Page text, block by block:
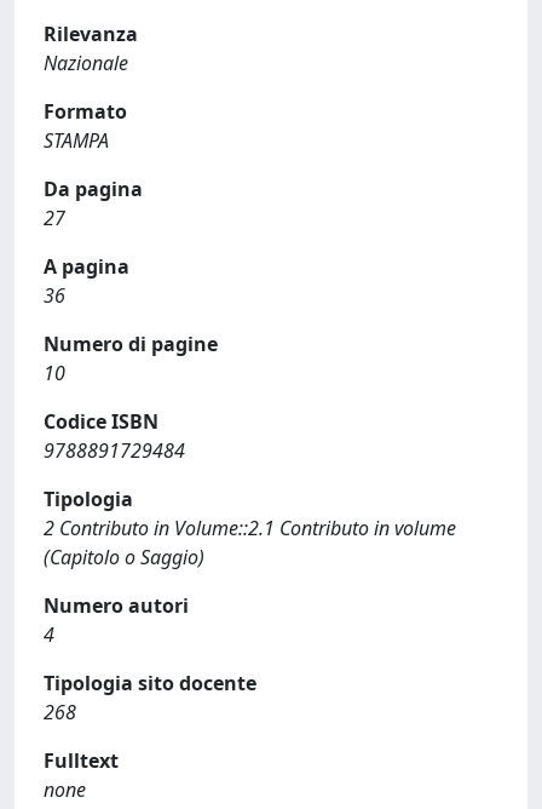
Rilevanza
Nazionale
Formato
STAMPA
Da pagina
27
A pagina
36
Numero di pagine
10
Codice ISBN
9788891729484
Tipologia
2 Contributo in Volume::2.1 Contributo in volume
(Capitolo o Saggio)
Numero autori
4
Tipologia sito docente
268
Fulltext
none